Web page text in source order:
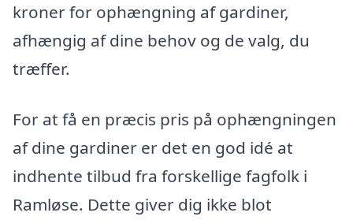
kroner for ophængning af gardiner,
afhængig af dine behov og de valg, du
træffer.
For at få en præcis pris på ophængningen
af dine gardiner er det en god idé at
indhente tilbud fra forskellige fagfolk i
Ramløse. Dette giver dig ikke blot